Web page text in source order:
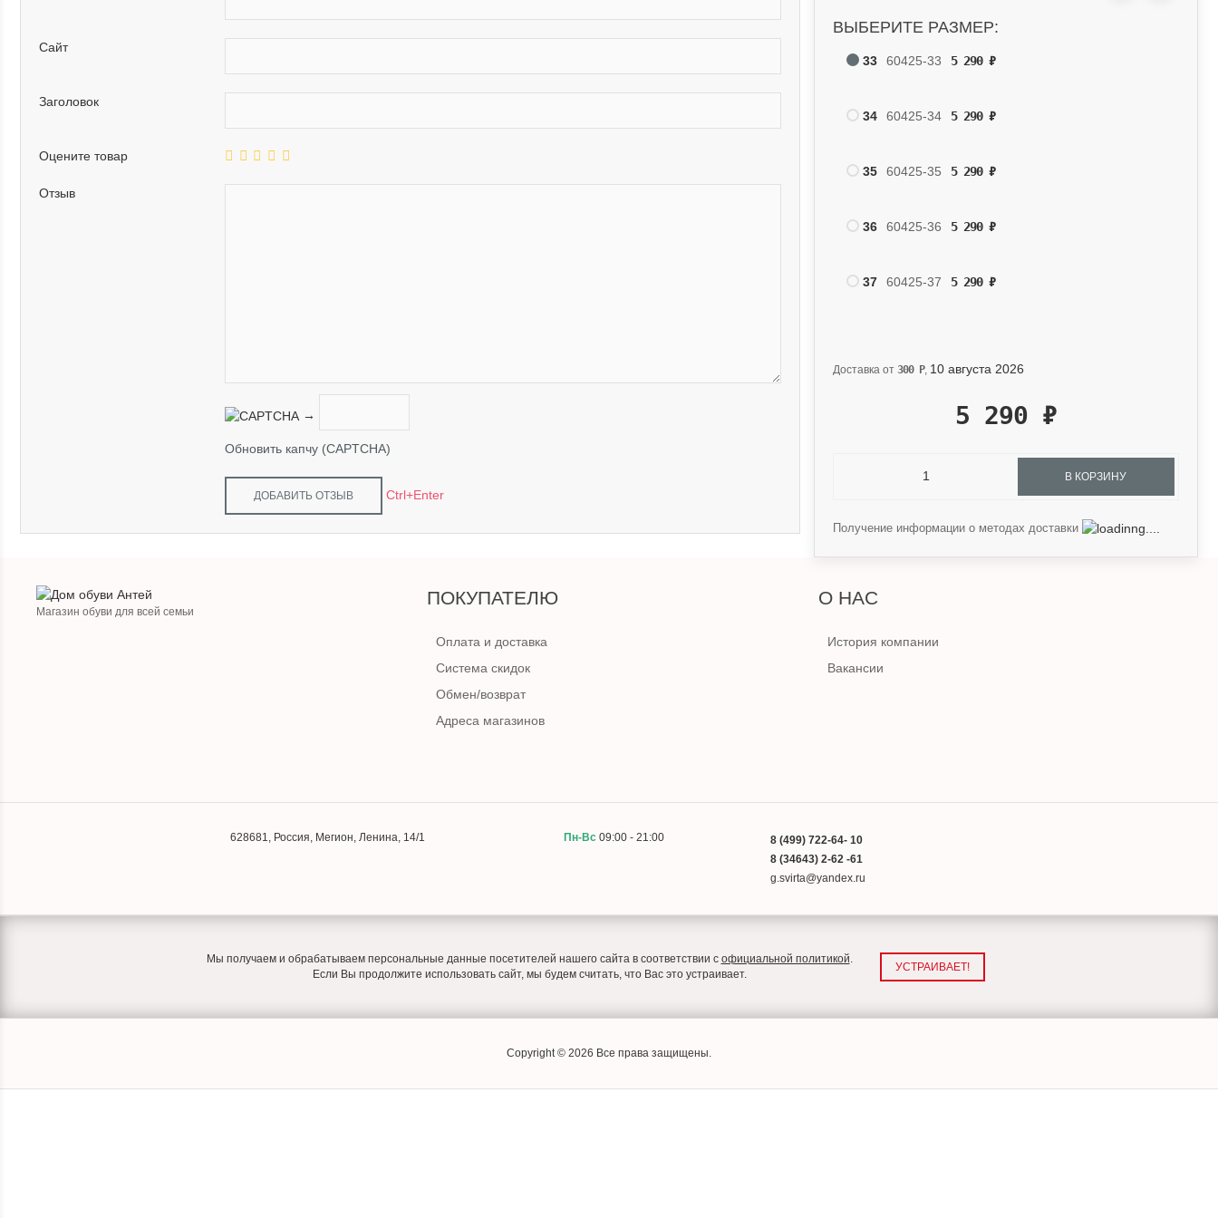
ВЫБЕРИТЕ РАЗМЕР:
33 60425-33 5 290₽
34 60425-34 5 290₽
35 60425-35 5 290₽
36 60425-36 5 290₽
37 60425-37 5 290₽
Доставка от300 Р, 10 августа 2026
5 290 ₽
В КОРЗИНУ
Получение информации о методах доставки
Сайт
Заголовок
Оцените товар
Отзыв
→
Обновить капчу (CAPTCHA)
Ctrl+Enter
Магазин обуви для всей семьи
ПОКУПАТЕЛЮ
Оплата и доставка
Система скидок
Обмен/возврат
Адреса магазинов
О НАС
История компании
Вакансии
628681 Россия Мегион Ленина, 14/1 Пн-Вс 09:00 - 21:00
8 (499) 722-64- 10
8 (34643) 2-62 -61
g.svirta@yandex.ru
Мы получаем и обрабатываем персональные данные посетителей нашего сайта в соответствии с официальной политикой
Если Вы продолжите использовать сайт, мы будем считать, что Вас это устраивает.
УСТРАИВАЕТ!
Copyright © 2026 Все права защищены.